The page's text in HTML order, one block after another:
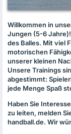
Willkommen in
Jungen (5-6
des Balles. Mit viel
motorischen
unserer kleinen
Unsere Trainings
abgestimmt:
jede Menge Spaß
Haben Sie
zu leiten, melden
handball.de. Wir